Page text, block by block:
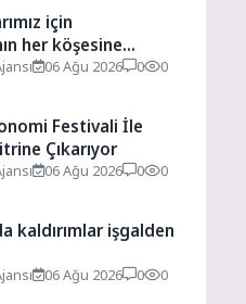
için
her köşesine
06 Ağu 2026 0 0
Festivali İle
Çıkarıyor
06 Ağu 2026 0 0
kaldırımlar işgalden
06 Ağu 2026 0 0